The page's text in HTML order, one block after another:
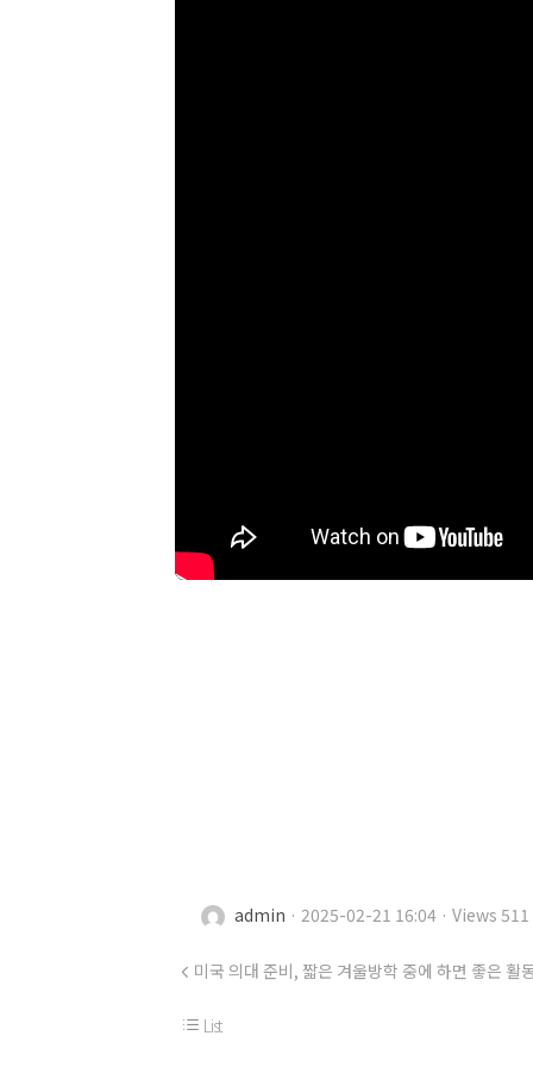
admin · 2025-02-21 16:04 · Views 511
미국 의대 준비, 짧은 겨울방학 중에 하면 좋은 활
List